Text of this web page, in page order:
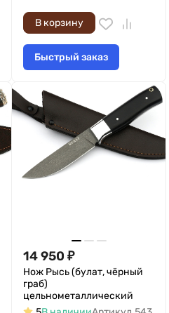
В корзину
Быстрый заказ
14 950 ₽
Нож Рысь (булат, чёрный
граб)
цельнометаллический